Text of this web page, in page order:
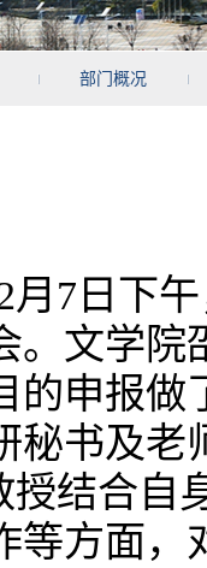
部门概况
月7日下
。文学院
的申报做
秘书及
授结合自
等方面，